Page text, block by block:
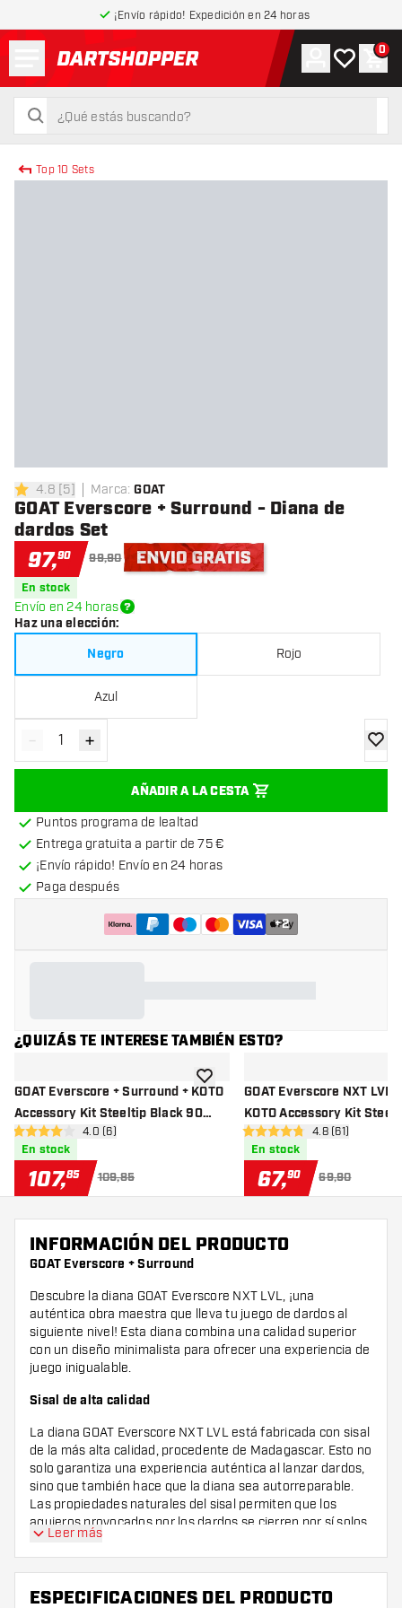
¡Envío rápido! Expedición en 24 horas
volver a la página de inicio
buscar
buscar
Cuenta
Mi lista de
0
Top 10 Sets
4.8 estrellas de puntuación
4.8 [5] Marca: GOAT
GOAT Everscore + Surround - Diana de
dardos Set
97,90 99,90
En stock
Envío en 24 horas
Haz una elección:
Negro
Rojo
Azul
Disminuir cantidad
- Aumentar cantidad
+
AÑADIR A LA CESTA
Puntos programa de lealtad
Entrega gratuita a partir de 75 €
¡Envío rápido! Envío en 24 horas
Paga después
+2
¿QUIZÁS TE INTERESE TAMBIÉN ESTO?
GOAT Everscore + Surround + KOTO
Accessory Kit Steeltip Black 90
Pieces - Diana de dardos Set
abrir panel de reseñas
4 estrellas de puntuación
4.0 (6)
En stock
107,85 109,85
añadir a la lista de deseos
GOAT Everscore NXT LVL
KOTO Accessory Kit
90 Pieces - Diana de
abrir panel de
4.8 estrellas de puntuación
4.8 (61)
En stock
67,90 69,90
INFORMACIÓN DEL PRODUCTO
GOAT Everscore + Surround
Descubre la diana GOAT Everscore NXT LVL, ¡una
auténtica obra maestra que lleva tu juego de dardos al
siguiente nivel! Esta diana combina una calidad superior
con un diseño minimalista para ofrecer una experiencia de
juego inigualable.
Sisal de alta calidad
La diana GOAT Everscore NXT LVL está fabricada con sisal
de la más alta calidad, procedente de Madagascar. Esto no
solo garantiza una experiencia auténtica al lanzar dardos,
sino que también hace que la diana sea autorreparable.
Las propiedades naturales del sisal permiten que los
agujeros provocados por los dardos se cierren por sí solos,
dejando la superficie lista para nuevos desafíos una y otra
vez.
Surround
Leer más
ESPECIFICACIONES DEL PRODUCTO